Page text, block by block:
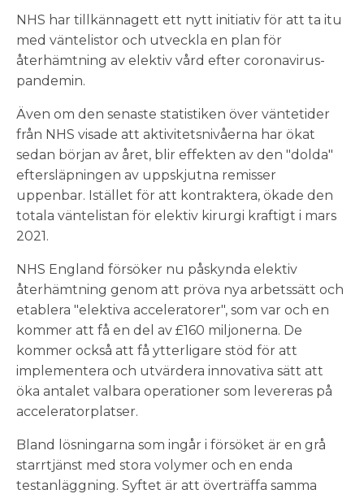
NHS har tillkännagett ett nytt initiativ för att ta itu
med väntelistor och utveckla en plan för
återhämtning av elektiv vård efter coronavirus-
pandemin.
Även om den senaste statistiken över väntetider
från NHS visade att aktivitetsnivåerna har ökat
sedan början av året, blir effekten av den "dolda"
eftersläpningen av uppskjutna remisser
uppenbar. Istället för att kontraktera, ökade den
totala väntelistan för elektiv kirurgi kraftigt i mars
2021.
NHS England försöker nu påskynda elektiv
återhämtning genom att pröva nya arbetssätt och
etablera "elektiva acceleratorer", som var och en
kommer att få en del av £160 miljonerna. De
kommer också att få ytterligare stöd för att
implementera och utvärdera innovativa sätt att
öka antalet valbara operationer som levereras på
acceleratorplatser.
Bland lösningarna som ingår i försöket är en grå
starrtjänst med stora volymer och en enda
testanläggning. Syftet är att överträffa samma